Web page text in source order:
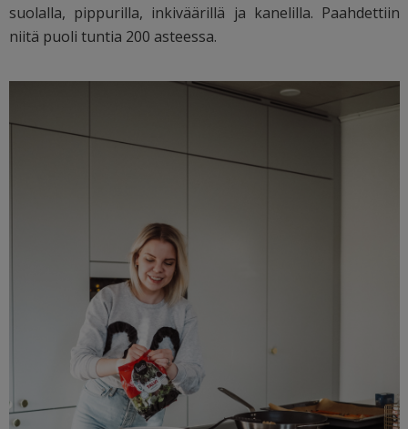
suolalla, pippurilla, inkiväärillä ja kanelilla. Paahdettiin
niitä puoli tuntia 200 asteessa.